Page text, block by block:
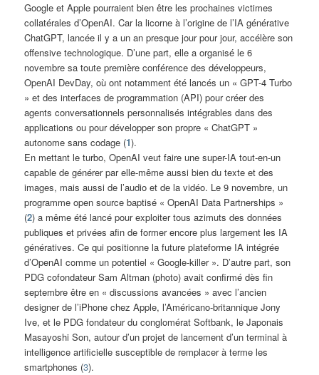
Google et Apple pourraient bien être les prochaines victimes
collatérales d’OpenAI. Car la licorne à l’origine de l’IA générative
ChatGPT, lancée il y a un an presque jour pour jour, accélère son
offensive technologique. D’une part, elle a organisé le 6
novembre sa toute première conférence des développeurs,
OpenAI DevDay, où ont notamment été lancés un « GPT-4 Turbo
» et des interfaces de programmation (API) pour créer des
agents conversationnels personnalisés intégrables dans des
applications ou pour développer son propre « ChatGPT »
autonome sans codage (1).
En mettant le turbo, OpenAI veut faire une super-IA tout-en-un
capable de générer par elle-même aussi bien du texte et des
images, mais aussi de l’audio et de la vidéo. Le 9 novembre, un
programme open source baptisé « OpenAI Data Partnerships »
(2) a même été lancé pour exploiter tous azimuts des données
publiques et privées afin de former encore plus largement les IA
génératives. Ce qui positionne la future plateforme IA intégrée
d’OpenAI comme un potentiel « Google-killer ». D’autre part, son
PDG cofondateur Sam Altman (photo) avait confirmé dès fin
septembre être en « discussions avancées » avec l’ancien
designer de l’iPhone chez Apple, l’Américano-britannique Jony
Ive, et le PDG fondateur du conglomérat Softbank, le Japonais
Masayoshi Son, autour d’un projet de lancement d’un terminal à
intelligence artificielle susceptible de remplacer à terme les
smartphones (3).